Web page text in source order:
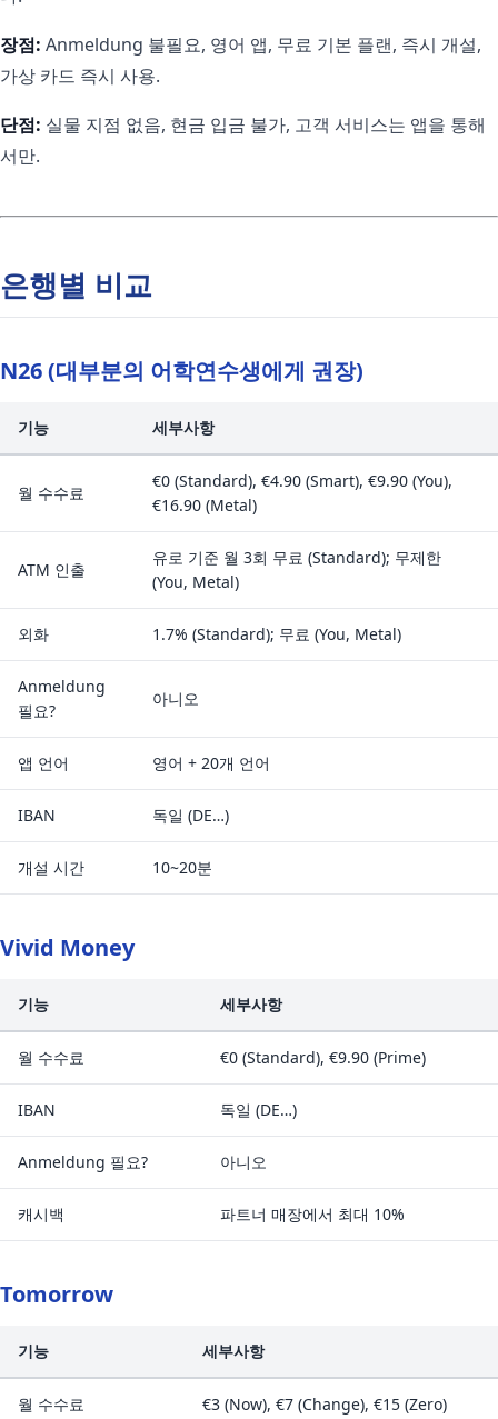
장점: Anmeldung 불필요, 영어 앱, 무료 기본 플랜, 즉시 개설,
가상 카드 즉시 사용.
단점: 실물 지점 없음, 현금 입금 불가, 고객 서비스는 앱을 통해
서만.
은행별 비교
N26 (대부분의 어학연수생에게 권장)
기능 세부사항
월 수수료
€0 (Standard), €4.90 (Smart), €9.90 (You),
€16.90 (Metal)
ATM 인출
유로 기준 월 3회 무료 (Standard); 무제한
(You, Metal)
외화 1.7% (Standard); 무료 (You, Metal)
Anmeldung
필요?
아니오
앱 언어 영어 + 20개 언어
IBAN 독일 (DE…)
개설 시간 10~20분
Vivid Money
기능 세부사항
월 수수료 €0 (Standard), €9.90 (Prime)
IBAN 독일 (DE…)
Anmeldung 필요? 아니오
캐시백 파트너 매장에서 최대 10%
Tomorrow
기능 세부사항
월 수수료 €3 (Now), €7 (Change), €15 (Zero)